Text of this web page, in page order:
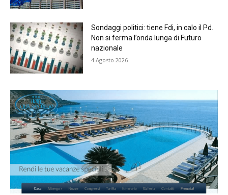
Sondaggi politici: tiene Fdi, in calo il Pd.
Non si ferma l’onda lunga di Futuro
nazionale
4 Agosto 2026